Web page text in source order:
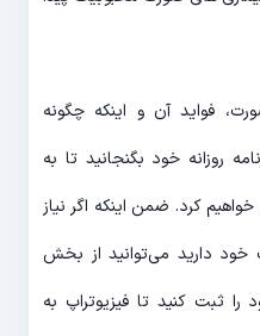
فواید آن و اینکه چگونه
روزانه خود بگنجانید تا به
کرد. ضمن اینکه اگر نیاز
خود دارید می‌توانید از بخش
ثبت کنید تا فیزیوتراپ به